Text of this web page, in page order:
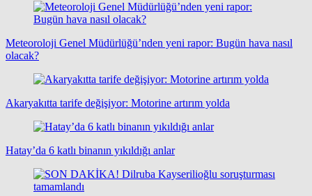
Meteoroloji Genel Müdürlüğü’nden yeni rapor: Bugün hava nasıl
olacak?
Akaryakıtta tarife değişiyor: Motorine artırım yolda
Hatay’da 6 katlı binanın yıkıldığı anlar